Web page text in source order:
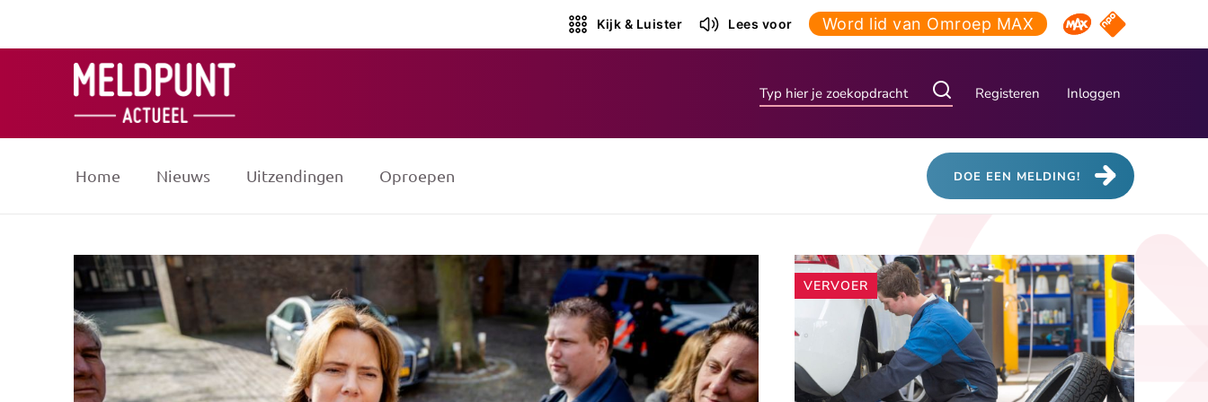
Kijk & Luister Lees voor Word lid van Omroep MAX Omroep MAX
NPO Start
Registeren Inloggen
Home Nieuws Uitzendingen Oproepen DOE EEN MELDING!
Andere
artikelen
VERVOER